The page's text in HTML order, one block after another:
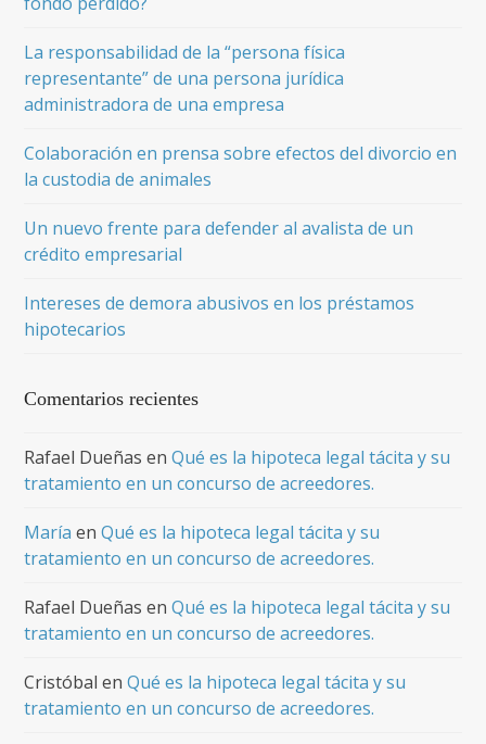
La responsabilidad de la “persona física
representante” de una persona jurídica
administradora de una empresa
Colaboración en prensa sobre efectos del divorcio en
la custodia de animales
Un nuevo frente para defender al avalista de un
crédito empresarial
Intereses de demora abusivos en los préstamos
hipotecarios
Comentarios recientes
Rafael Dueñas enQué es la hipoteca legal tácita y su
tratamiento en un concurso de acreedores.
María enQué es la hipoteca legal tácita y su
tratamiento en un concurso de acreedores.
Rafael Dueñas enQué es la hipoteca legal tácita y su
tratamiento en un concurso de acreedores.
Cristóbal enQué es la hipoteca legal tácita y su
tratamiento en un concurso de acreedores.